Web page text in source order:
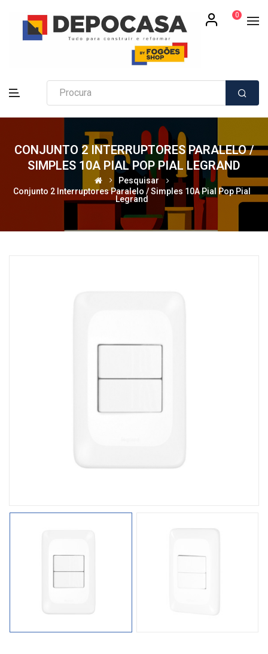
0
CONJUNTO 2 INTERRUPTORES PARALELO /
SIMPLES 10A PIAL POP PIAL LEGRAND
Pesquisar
Conjunto 2 Interruptores Paralelo / Simples 10A Pial Pop Pial
Legrand